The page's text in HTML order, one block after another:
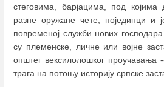
стеговима, барјацима, под којима
разне оружане чете, појединци и
повременој служби нових
су племенске, личне или војне
општег вексилолошког проучавања
трага на потоњу историју српске